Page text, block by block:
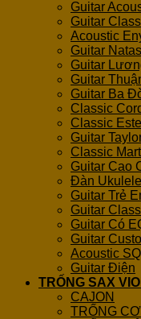
Guitar
Guitar
Acoustic
Guitar
Guitar
Guitar
Guitar Ba
Classic
Classic
Guitar
Classic
Guitar Cao
Đàn Ukulele
Guitar Trẻ
Guitar
Guitar Có
Guitar
Acoustic
Guitar Điện
TRỐNG SAX
CAJON
TRỐNG CƠ